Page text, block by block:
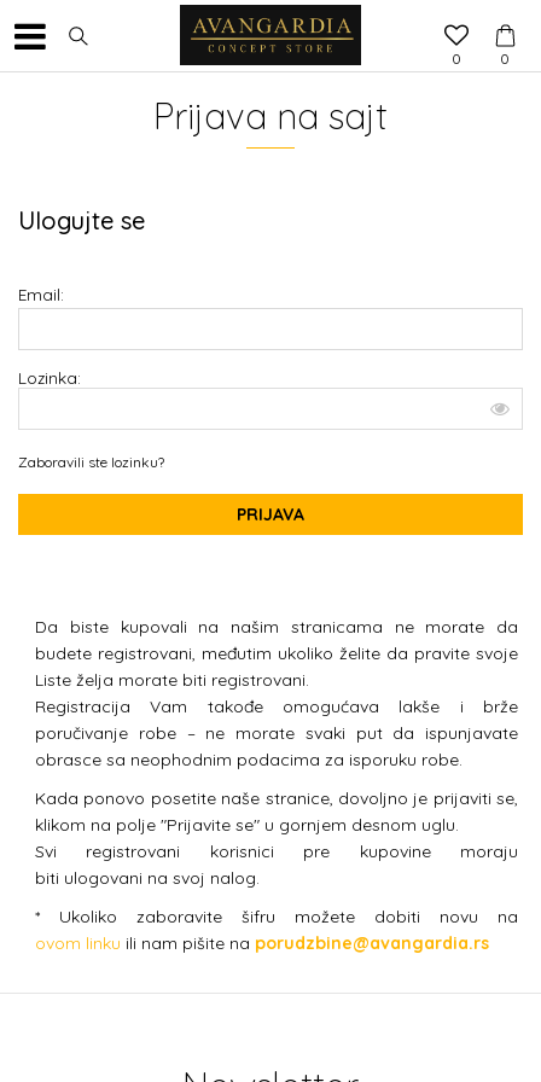
0
0
Prijava na sajt
Ulogujte se
Email:
Lozinka:
Zaboravili ste lozinku?
PRIJAVA
Da biste kupovali na našim stranicama ne morate da
budete registrovani, međutim ukoliko želite da pravite svoje
Liste želja morate biti registrovani.
Registracija Vam takođe omogućava lakše i brže
poručivanje robe – ne morate svaki put da ispunjavate
obrasce sa neophodnim podacima za isporuku robe.
Kada ponovo posetite naše stranice, dovoljno je prijaviti se,
klikom na polje "Prijavite se" u gornjem desnom uglu.
Svi registrovani korisnici pre kupovine moraju
biti ulogovani na svoj nalog.
* Ukoliko zaboravite šifru možete dobiti novu na
ovom linku ili nam pišite na porudzbine@avangardia.rs